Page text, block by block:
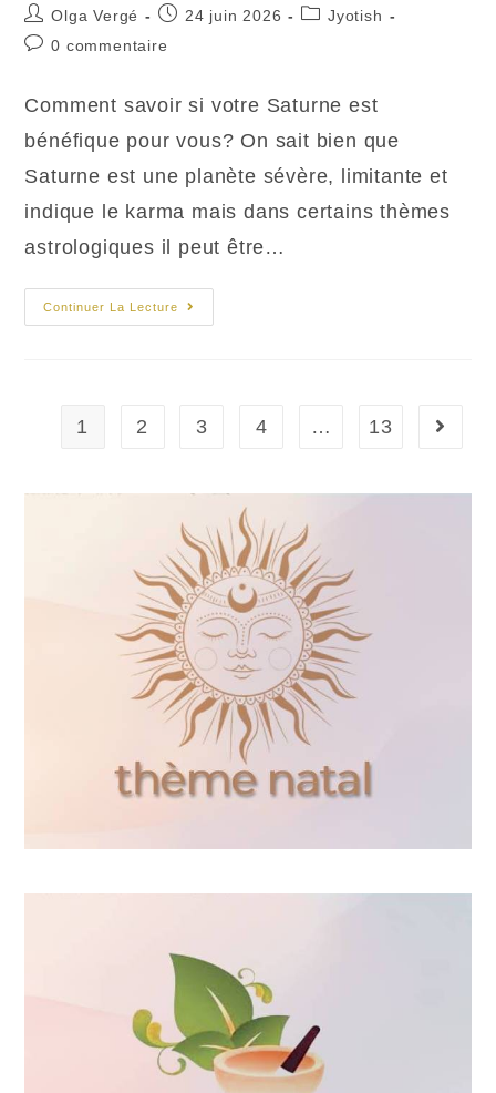
Auteur/autrice
de
Olga Vergé
Publication
24 juin 2026
PostJyotish
Commentaires
publication :
0 commentaire
Comment savoir si votre Saturne est
bénéfique pour vous? On sait bien que
Saturne est une planète sévère, limitante et
indique le karma mais dans certains thèmes
astrologiques il peut être…
Continuer La Lecture
Influence
De
1 2 3 4 … 13 Aller à